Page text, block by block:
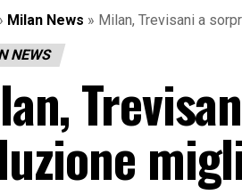
Milan News » Milan, Trevisani a
NEWS